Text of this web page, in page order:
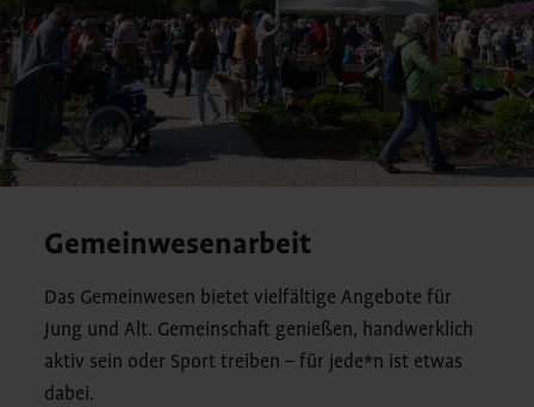
Gemeinwesenarbeit
Das Gemeinwesen bietet vielfältige Angebote für
Jung und Alt. Gemeinschaft genießen, handwerklich
aktiv sein oder Sport treiben – für jede*n ist etwas
dabei.